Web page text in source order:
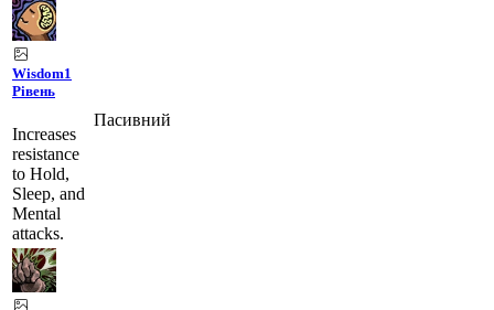
Wisdom1
Рівень
Increases
resistance
to Hold,
Sleep, and
Mental
attacks.
Пасивний